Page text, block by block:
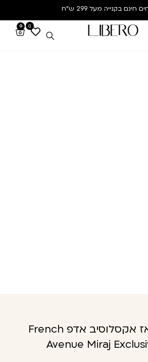
חינם בקנייה מעל 299 ש”ח
0
0
פרנץ אבניו מיראז אקסלוסיב אדפ French
Avenue Miraj